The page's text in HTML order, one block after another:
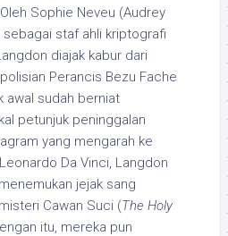
Sophie Neveu (Audrey
staf ahli kriptografi
diajak kabur dari
Perancis Bezu Fache
awal sudah berniat
petunjuk peninggalan
yang mengarah ke
Da Vinci, Langdon
jejak sang
Cawan Suci (The Holy
itu, mereka pun